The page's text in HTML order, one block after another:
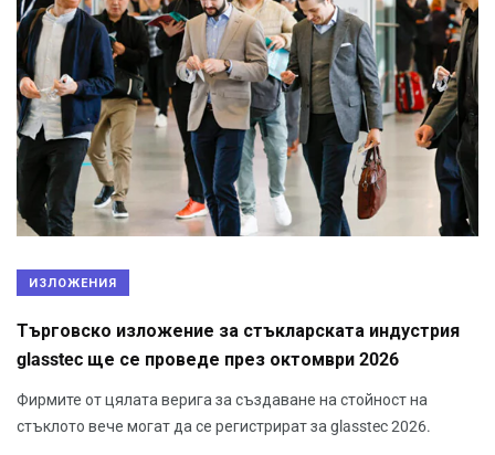
ИЗЛОЖЕНИЯ
Търговско изложение за стъкларската индустрия
glasstec ще се проведе през октомври 2026
Фирмите от цялата верига за създаване на стойност на
стъклото вече могат да се регистрират за glasstec 2026.